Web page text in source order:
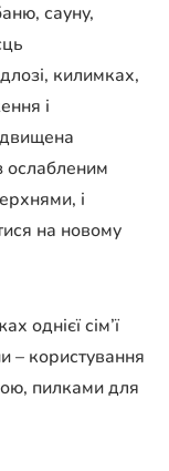
сауну,
килимках,
і
ослабленим
і
на новому
однієї сім’ї
– користування
пилками для